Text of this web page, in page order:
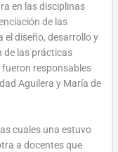
en las disciplinas
de las
el diseño, desarrollo y
de las prácticas
fueron responsables
Aguilera y María de
cuales una estuvo
a docentes que